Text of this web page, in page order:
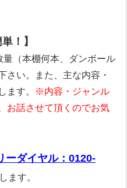
！】
（本棚何本、ダンボール
さい。また、主な内容・
ます。
※内容・ジャンル
お話させて頂くのでお気
ーダイヤル：0120-
ます。